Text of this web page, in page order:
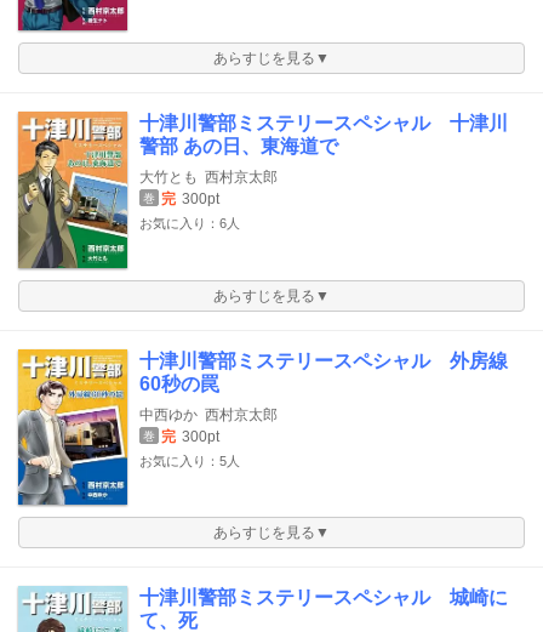
あらすじを見る▼
十津川警部ミステリースペシャル 十津川
警部 あの日、東海道で
大竹とも 西村京太郎
巻 完 300pt
お気に入り：6人
あらすじを見る▼
十津川警部ミステリースペシャル 外房線
60秒の罠
中西ゆか 西村京太郎
巻 完 300pt
お気に入り：5人
あらすじを見る▼
十津川警部ミステリースペシャル 城崎に
て、死